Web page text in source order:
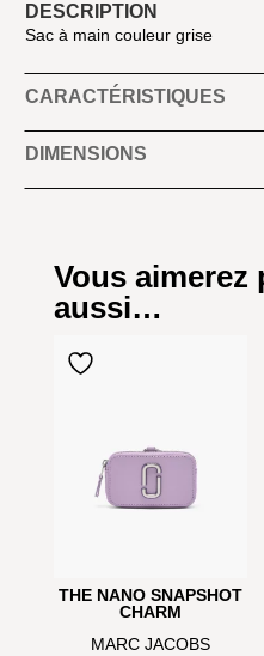
DESCRIPTION
Sac à main couleur grise
CARACTÉRISTIQUES
DIMENSIONS
Vous aimerez
aussi…
THE NANO SNAPSHOT
CHARM
MARC JACOBS